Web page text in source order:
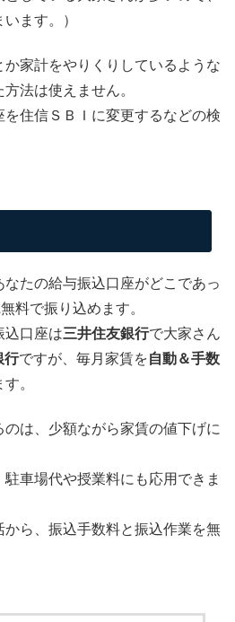
ます。）
家計をやりくりしているような
法は使えません。
住信ＳＢＩに変更するなどの検
たの給与振込口座がどこであっ
料で振り込めます。
込口座は三井住友銀行で大家さん
行ですが、毎月家賃を自動＆手数
。
は、少額ながら家賃の値下げに
車場代や授業料にも応用できま
から、振込手数料と振込作業を無